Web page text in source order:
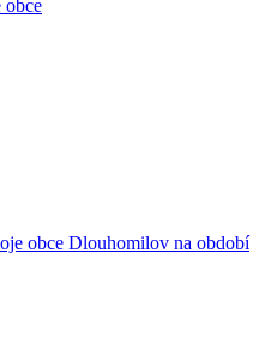
obce
obce Dlouhomilov na období